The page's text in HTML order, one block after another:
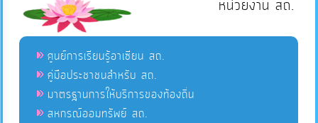
หน่วยงาน สถ.
ศูนย์การเรียนรู้อาเซียน สถ.
คู่มือประชาชนสำหรับ สถ.
มาตรฐานการให้บริการของท้องถิ่น
สหกรณ์ออมทรัพย์ สถ.